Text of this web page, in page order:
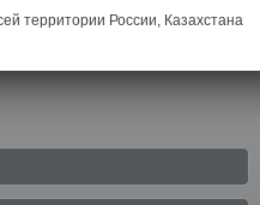
территории России, Казахстана